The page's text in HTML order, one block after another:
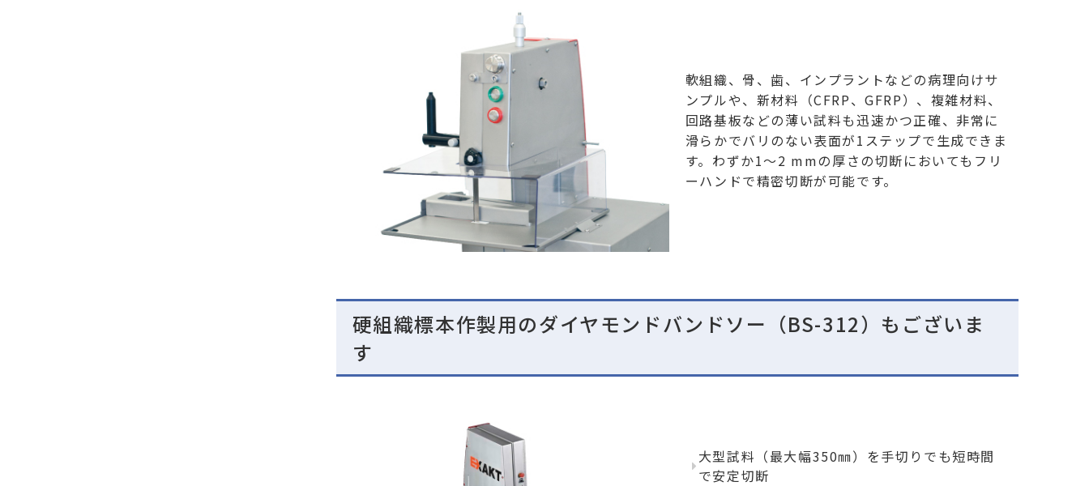
軟組織、骨、歯、インプラントなどの病理向けサ
ンプルや、新材料（CFRP、GFRP）、複雑材料、
回路基板などの薄い試料も迅速かつ正確、非常に
滑らかでバリのない表面が1ステップで生成できま
す。わずか1〜2 mmの厚さの切断においてもフリ
ーハンドで精密切断が可能です。
硬組織標本作製用のダイヤモンドバンドソー（BS-312）もございま
す
大型試料（最大幅350㎜）を手切りでも短時間
で安定切断